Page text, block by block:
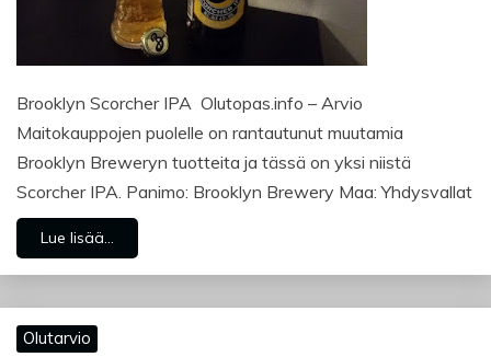
Brooklyn Scorcher IPA Olutopas.info – Arvio
Maitokauppojen puolelle on rantautunut muutamia
Brooklyn Breweryn tuotteita ja tässä on yksi niistä
Scorcher IPA. Panimo: Brooklyn Brewery Maa: Yhdysvallat
Lue lisää...
Olutarvio